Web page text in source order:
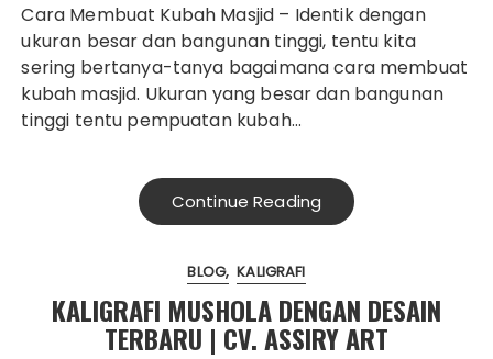
Cara Membuat Kubah Masjid – Identik dengan
ukuran besar dan bangunan tinggi, tentu kita
sering bertanya-tanya bagaimana cara membuat
kubah masjid. Ukuran yang besar dan bangunan
tinggi tentu pempuatan kubah…
Continue Reading
BLOG KALIGRAFI
KALIGRAFI MUSHOLA DENGAN DESAIN
TERBARU | CV. ASSIRY ART